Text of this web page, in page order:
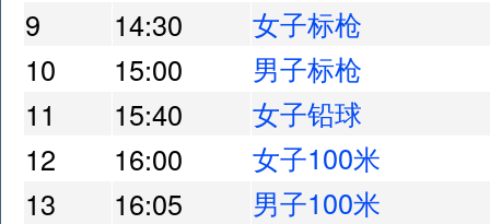
9
14:30
女子标枪
10
15:00
男子标枪
11
15:40
女子铅球
12
16:00
女子100米
13
16:05
男子100米